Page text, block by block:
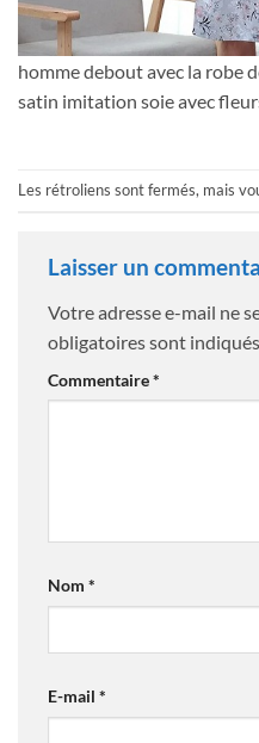
homme debout avec la robe
satin imitation soie avec
Les rétroliens sont fermés, mais
Laisser un
Votre adresse e-mail ne
obligatoires sont
Commentaire*
Nom *
E-mail *